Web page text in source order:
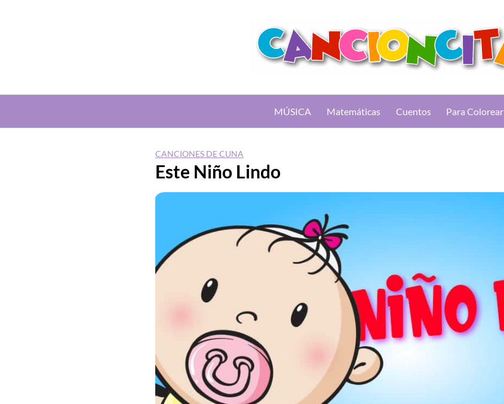
MÚSICA Matemáticas Cuentos Para Colorear
CANCIONES DE CUNA
Este Niño Lindo